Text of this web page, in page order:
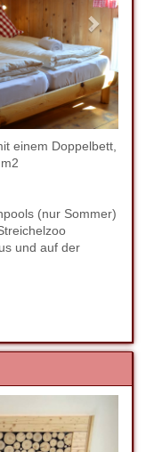
einem Doppelbett,
(nur Sommer)
und auf der